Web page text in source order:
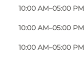
10:00 AM–05:00 PM
10:00 AM–05:00 PM
10:00 AM–05:00 PM